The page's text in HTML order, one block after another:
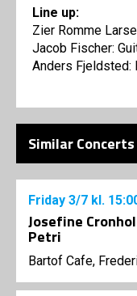
Line up:
Zier Romme
Jacob Fischer:
Anders Fjeldsted:
Similar
Friday 3/7 kl.
Josefine
Petri
Bartof Cafe,